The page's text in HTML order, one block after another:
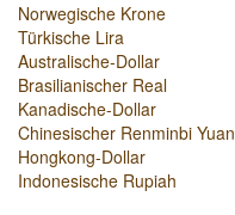
Norwegische Krone
Türkische Lira
Australische-Dollar
Brasilianischer Real
Kanadische-Dollar
Chinesischer Renminbi Yuan
Hongkong-Dollar
Indonesische Rupiah